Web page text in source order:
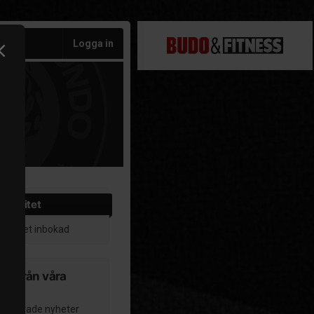
Logga in
aktivitet
inbokad
från våra
nyheter